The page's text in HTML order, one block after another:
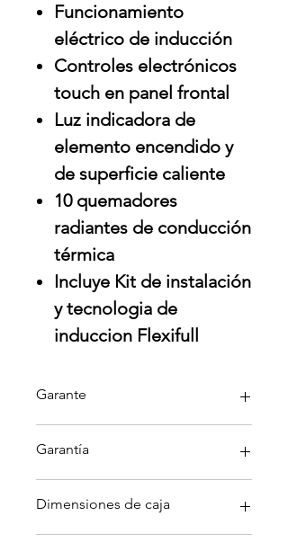
Funcionamiento
eléctrico de inducción
Controles electrónicos
touch en panel frontal
Luz indicadora de
elemento encendido y
de superficie caliente
10 quemadores
radiantes de conducción
térmica
Incluye Kit de instalación
y tecnologia de
induccion Flexifull
Garante
Garantía
directamente con garante; no
Dimensiones de caja